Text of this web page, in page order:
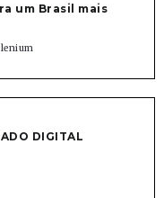
um Brasil mais
DIGITAL